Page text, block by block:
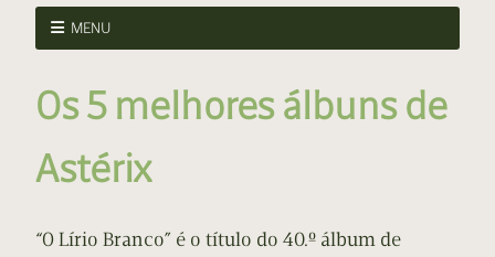
MENU
Os 5 melhores álbuns de
Astérix
“O Lírio Branco” é o título do 40.º álbum de